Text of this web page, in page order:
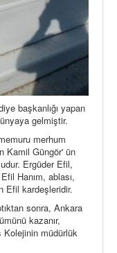
başkanlığı yapan
gelmiştir.
merhum
Kamil Güngör' ün
Ergüder Efil,
Hanım, ablası,
Efil kardeşleridir.
sonra, Ankara
kazanır,
Kolejinin müdürlük